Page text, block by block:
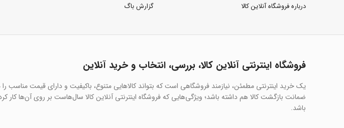
درباره فروشگاه آنلاین کالا
گزارش باگ
فروشگاه اینترنتی آنلاین کالا، بررسی، انتخاب و خرید آنلاین
یک خرید اینترنتی مطمئن، نیازمند فروشگاهی است که بتواند کالاهایی متنوع، باکیفیت و دارای قیمت
ضمانت بازگشت کالا هم داشته باشد؛ ویژگی‌هایی که فروشگاه اینترنتی آنلاین کالا سال‌هاست بر روی آن‌ها کار
باشد.